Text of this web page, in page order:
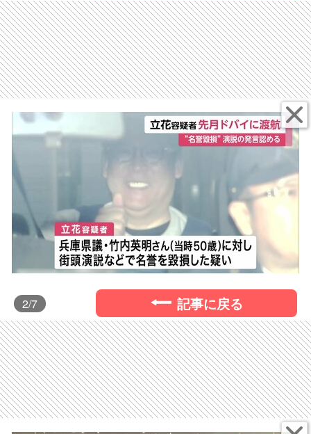
2/7 記事に戻る